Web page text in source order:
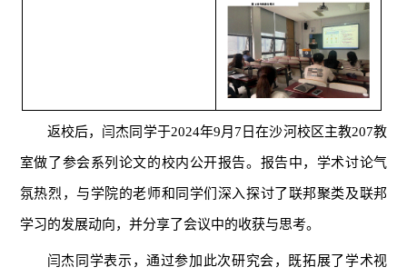
返校后，闫杰同学于2024年9月7日在沙河校区主教207教
室做了参会系列论文的校内公开报告。报告中，学术讨论气
氛热烈，与学院的老师和同学们深入探讨了联邦聚类及联邦
学习的发展动向，并分享了会议中的收获与思考。
闫杰同学表示，通过参加此次研究会，既拓展了学术视